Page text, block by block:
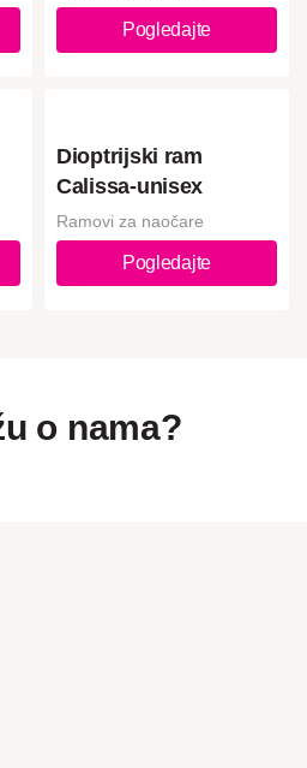
Pogledajte
Dioptrijski ram
Calissa-unisex
Ramovi za naočare
Pogledajte
o nama?